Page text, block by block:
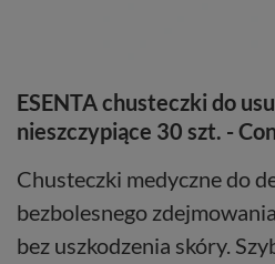
ESENTA chusteczki do
nieszczypiące 30 szt. -
Chusteczki medyczne do
bezbolesnego
bez uszkodzenia skóry.